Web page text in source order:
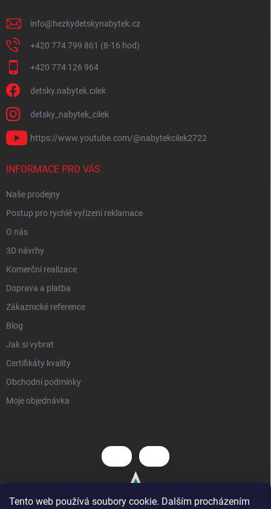
Tento web používá soubory cookie. Dalším procházením
info@hezkydetskynabytek.cz
+420 774 799 861 (8-16 hod)
+420 774 126 964
detsky.nabytek.cilek
detsky_nabytek_cilek
https://www.youtube.com/@nabytekcilek2722
INFORMACE PRO VÁS
Naše prodejny
Postup pro rychlé vyřízení reklamace
O nás
3D návrhy
Komerční realizace
Doprava a platba
Zákaznické reference
Blog
Jak si vybrat
Certifikáty kvality
Obchodní podmínky
Moje objednávka